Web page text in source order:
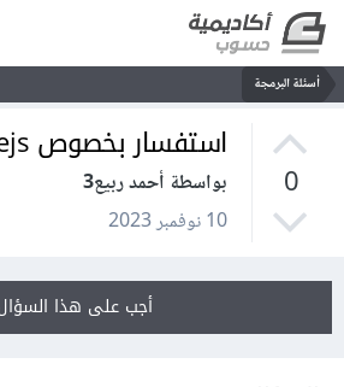
أسئلة البرمجة
0
استفسار بخصوص nodejs
بواسطة أحمد ربيع3
10 نوفمبر 2023
أجب على هذا السؤال